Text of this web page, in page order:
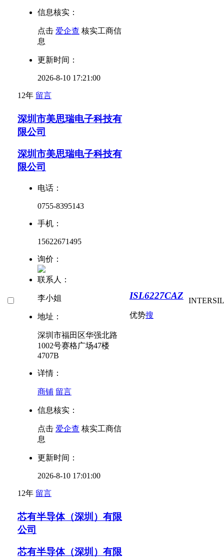
信息核实：
点击 爱企查 核实工商信
息
更新时间：
2026-8-10 17:21:00
12年 留言
深圳市美思瑞电子科技有
限公司
深圳市美思瑞电子科技有
限公司
电话：
0755-8395143
手机：
15622671495
询价：
联系人：
李小姐
地址：
深圳市福田区华强北路
1002号赛格广场47楼
4707B
详情：
商铺 留言
信息核实：
点击 爱企查 核实工商信
息
更新时间：
2026-8-10 17:01:00
12年 留言
ISL6227CAZ
优势搜
INTERSIL
芯有半导体（深圳）有限
公司
芯有半导体（深圳）有限